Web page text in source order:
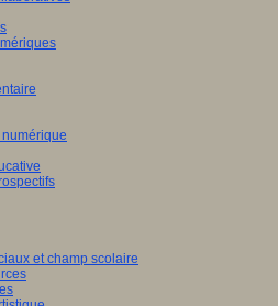
numérique
et champ scolaire